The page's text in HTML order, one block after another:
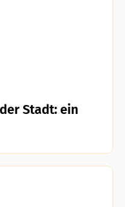
Stadt: ein